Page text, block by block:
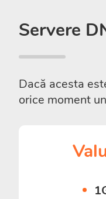
Servere
Dacă acesta
orice moment